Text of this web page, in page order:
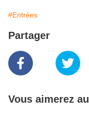
#Entrées
Partager
Vous aimerez